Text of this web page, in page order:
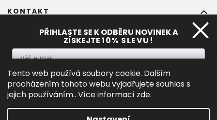
Tento web používá soubory cookie. Dalším
procházením tohoto webu vyjadřujete souhlas s
jejich používáním.. Více informací zde.
KONTAKT
bohempia.com
+420 773 475 559
PŘIHLASTE SE K ODBĚRU NOVINEK A
ZÍSKEJTE10% SLEVU!
PŘIHLÁSIT SE
Vložením e-mialu souhlasíte s podmínkami ochrany osobních